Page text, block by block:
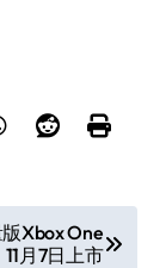
Xbox One
月7日上市